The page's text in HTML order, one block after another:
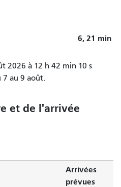
6, 21 min
2026 à 12 h 42 min 10 s
7 au 9 août.
et de l'arrivée
Arrivées
prévues